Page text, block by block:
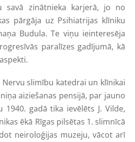
savā zinātnieka karjerā, jo no
pārgāja uz Psihiatrijas klīniku
Budula. Te viņu ieinteresēja
paralīzes gadījumā, kā
slimību katedrai un klīnikai
aiziešanas pensijā, par jauno
gadā tika ievēlēts J. Vilde,
ēkā Rīgas pilsētas 1. slimnīcā
neiroloģijas muzeju, vācot arī